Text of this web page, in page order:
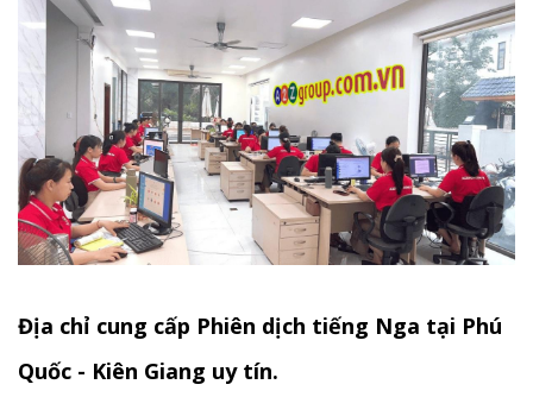
Địa chỉ cung cấp Phiên dịch tiếng Nga tại Phú
Quốc - Kiên Giang uy tín.